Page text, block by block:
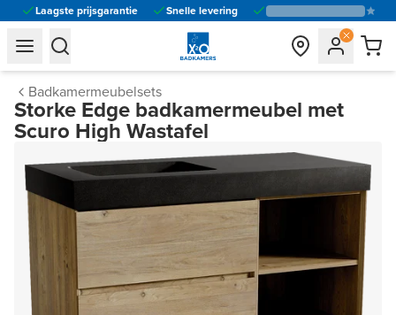
Laagste prijsgarantie Snelle levering
general.navigation.toggle_menu.label
general.navigation.toggle_menu.label
Badkamermeubelsets
Storke Edge badkamermeubel met
Scuro High Wastafel